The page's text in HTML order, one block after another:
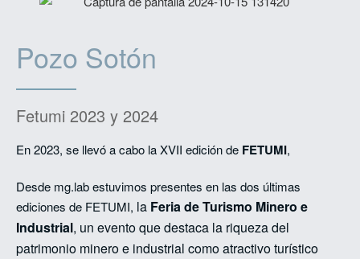
Pozo Sotón
Fetumi 2023 y 2024
En 2023, se llevó a cabo la XVII edición de FETUMI,
Desde mg.lab estuvimos presentes en las dos últimas
ediciones de FETUMI, la Feria de Turismo Minero e
Industrial, un evento que destaca la riqueza del
patrimonio minero e industrial como atractivo turístico